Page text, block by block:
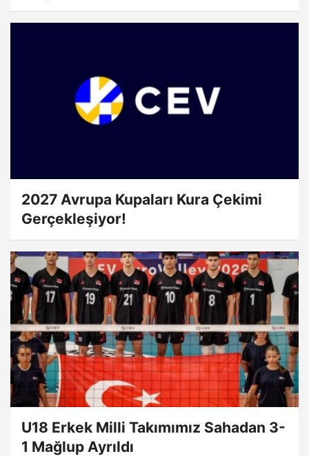
2027 Avrupa Kupaları Kura Çekimi
Gerçekleşiyor!
U18 Erkek Milli Takımımız Sahadan 3-
1 Mağlup Ayrıldı